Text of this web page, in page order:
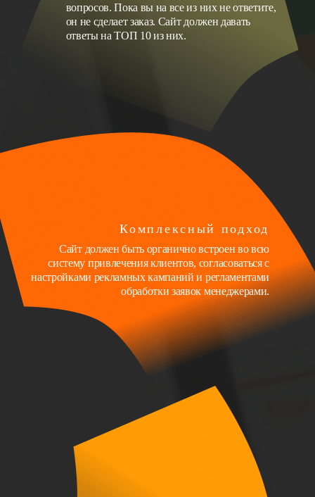
вопросов. Пока вы на все из них не ответите,
он не сделает заказ. Сайт должен давать
ответы на ТОП 10 из них.
Комплексный подход
Сайт должен быть органично встроен во всю
систему привлечения клиентов, согласоваться с
настройками рекламных кампаний и регламентами
обработки заявок менеджерами.